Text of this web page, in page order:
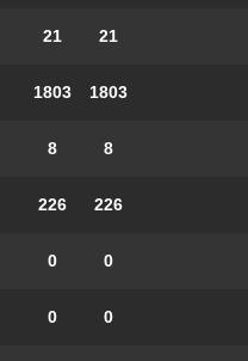
21
21
1803
1803
8
8
226
226
0
0
0
0